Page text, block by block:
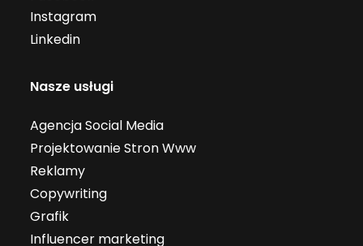
Instagram
Linkedin
Nasze usługi
Agencja Social Media
Projektowanie Stron Www
Reklamy
Copywriting
Grafik
Influencer marketing